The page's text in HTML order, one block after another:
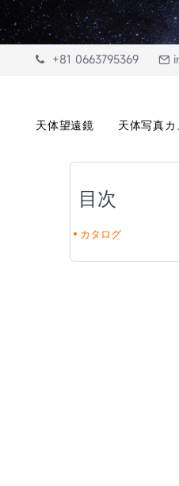
+81 0663795369
天体望遠鏡 天体写真カ
目次
カタログ